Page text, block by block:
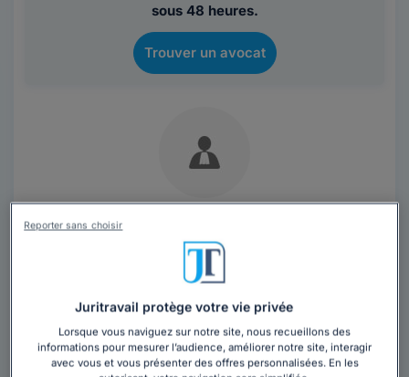
sous 48 heures.
Trouver un avocat
Maître Gérard D'HERS
Avocat au barreau de Toulon
La Garde, 83130
Contacter cet avocat
Le Cabinet gère les dossiers des personnes physiques
Juritravail protège votre vie privée
Lorsque vous naviguez sur notre site, nous recueillons des
informations pour mesurer l’audience, améliorer notre site, interagir
avec vous et vous présenter des offres personnalisées. En les
Reporter sans choisir